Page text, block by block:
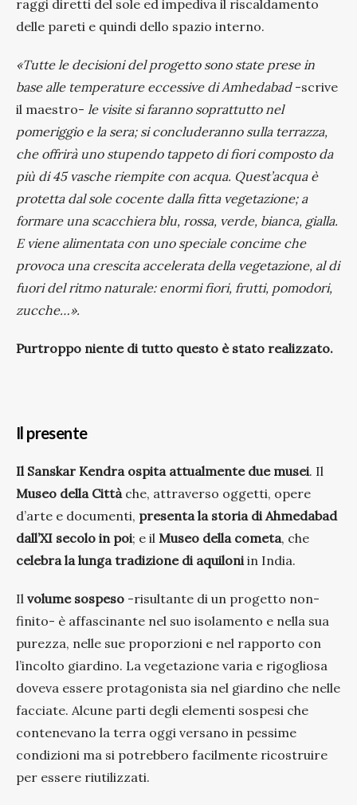
raggi diretti del sole ed impediva il riscaldamento
delle pareti e quindi dello spazio interno.
«Tutte le decisioni del progetto sono state prese in
base alle temperature eccessive di Amhedabad -scrive
il maestro- le visite si faranno soprattutto nel
pomeriggio e la sera; si concluderanno sulla terrazza,
che offrirà uno stupendo tappeto di fiori composto da
più di 45 vasche riempite con acqua. Quest’acqua è
protetta dal sole cocente dalla fitta vegetazione; a
formare una scacchiera blu, rossa, verde, bianca, gialla.
E viene alimentata con uno speciale concime che
provoca una crescita accelerata della vegetazione, al di
fuori del ritmo naturale: enormi fiori, frutti, pomodori,
zucche…».
Purtroppo niente di tutto questo è stato realizzato.
Il presente
Il Sanskar Kendra ospita attualmente due musei. Il
Museo della Cittàche, attraverso oggetti, opere
d’arte e documenti, presenta la storia di Ahmedabad
dall’XI secolo in poi; e il Museo della cometa, che
celebra la lunga tradizione di aquiloniin India.
Il volume sospeso -risultante di un progetto non-
finito- è affascinante nel suo isolamento e nella sua
purezza, nelle sue proporzioni e nel rapporto con
l’incolto giardino. La vegetazione varia e rigogliosa
doveva essere protagonista sia nel giardino che nelle
facciate. Alcune parti degli elementi sospesi che
contenevano la terra oggi versano in pessime
condizioni ma si potrebbero facilmente ricostruire
per essere riutilizzati.